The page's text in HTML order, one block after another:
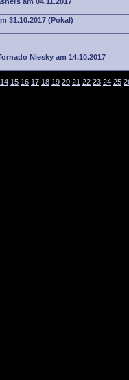
31.10.2017 (Pokal)
Niesky am 14.10.2017
14 15 16 17 18 19 20 21 22 23 24 25